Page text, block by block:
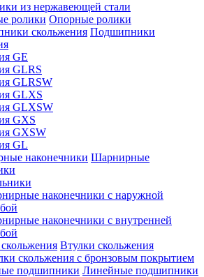
из нержавеющей стали
Опорные ролики
Подшипники
GE
GLRS
GLRSW
GLXS
GLXSW
GXS
GXSW
GL
Шарнирные
наконечники с наружной
наконечники с внутренней
Втулки скольжения
скольжения с бронзовым покрытием
Линейные подшипники